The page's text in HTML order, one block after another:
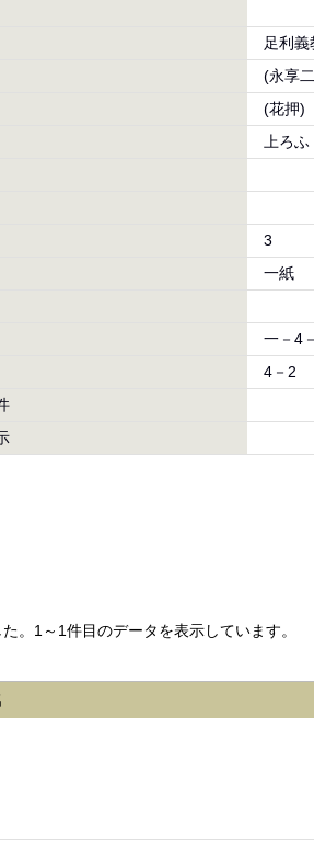
足利
(永享
(花押)
上ろふ
3
一紙
一－4
4－2
。1～1件目のデータを表示しています。